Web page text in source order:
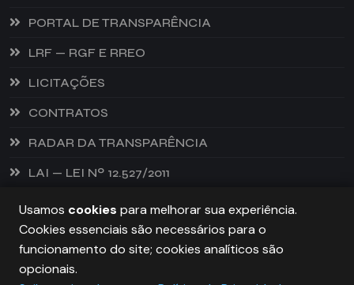
PORTAL DE TRANSPARÊNCIA
LRF — RGF E RREO
LICITAÇÕES
CONTRATOS
RADAR DA TRANSPARÊNCIA
LAI — LEI Nº 12.527/2011
PREFEITURA DE CASTANHEIRA, TODOS OS DIREITOS
Usamos cookies para melhorar sua experiência.
Cookies essenciais são necessários para o
funcionamento do site; cookies analíticos são
opcionais.